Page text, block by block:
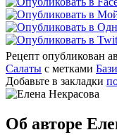
Рецепт опубликован
Салаты с метками
Добавьте в закладки
Об авторе